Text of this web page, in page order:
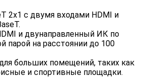
2x1 с двумя входами HDMI и
и двунаправленный ИК по
парой на расстоянии до 100
больших помещений, таких как
и спортивные площадки.